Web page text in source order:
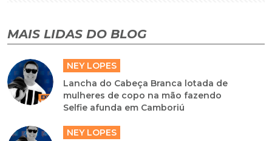
MAIS LIDAS DO BLOG
NEY LOPES
Lancha do Cabeça Branca lotada de
mulheres de copo na mão fazendo
Selfie afunda em Camboriú
NEY LOPES